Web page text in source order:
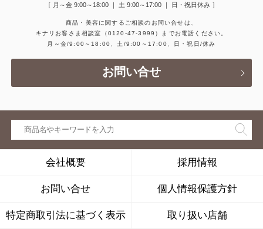
［ 月～金 9:00～18:00 ｜ 土 9:00～17:00 ｜ 日・祝日休み ］
商品・美容に関するご相談のお問い合せは、
キナリお客さま相談室
（0120-47-3999）
までお電話ください。
月～金/9:00～18:00、土/9:00～17:00、日・祝日/休み
お問い合せ
会社概要 採用情報
お問い合せ 個人情報保護方針
特定商取引法に基づく表示 取り扱い店舗